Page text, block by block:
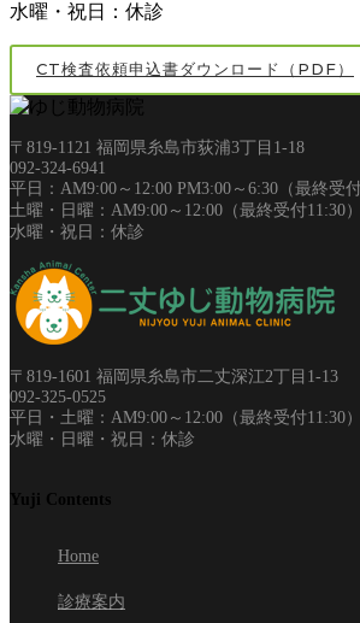
水曜・祝日：休診
CT検査依頼申込書ダウンロード（PDF）
〒819-1121 福岡県糸島市荻浦3丁目1-18
092-324-6941
平日：AM9:00～12:00 PM3:00～6:30（最終受付
土曜・日曜：AM9:00～12:00（最終受付11:30）
水曜・祝日：休診
〒819-1601 福岡県糸島市二丈深江2丁目1-13
092-325-0525
平日・土曜：AM9:00～12:00（最終受付11:30）
水曜・日曜・祝日：休診
Yuji Contents
Home
診療案内